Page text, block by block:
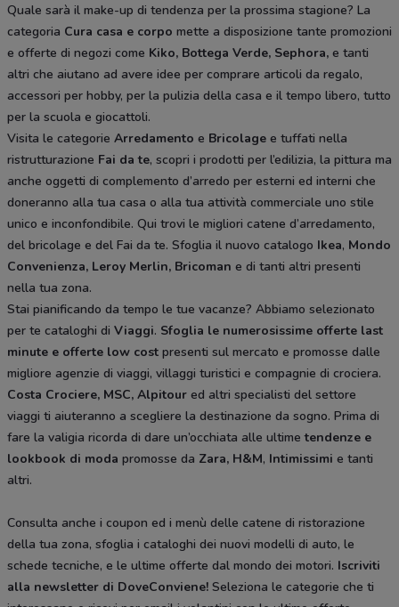
Quale sarà il make-up di tendenza per la prossima stagione? La
categoria Cura casa e corpo mette a disposizione tante promozioni
e offerte di negozi come Kiko, Bottega Verde, Sephora, e tanti
altri che aiutano ad avere idee per comprare articoli da regalo,
accessori per hobby, per la pulizia della casa e il tempo libero, tutto
per la scuola e giocattoli.
Visita le categorie Arredamento e Bricolage e tuffati nella
ristrutturazione Fai da te, scopri i prodotti per l’edilizia, la pittura ma
anche oggetti di complemento d’arredo per esterni ed interni che
doneranno alla tua casa o alla tua attività commerciale uno stile
unico e inconfondibile. Qui trovi le migliori catene d’arredamento,
del bricolage e del Fai da te. Sfoglia il nuovo catalogo Ikea, Mondo
Convenienza, Leroy Merlin, Bricoman e di tanti altri presenti
nella tua zona.
Stai pianificando da tempo le tue vacanze? Abbiamo selezionato
per te cataloghi di Viaggi. Sfoglia le numerosissime offerte last
minute e offerte low cost presenti sul mercato e promosse dalle
migliore agenzie di viaggi, villaggi turistici e compagnie di crociera.
Costa Crociere, MSC, Alpitour ed altri specialisti del settore
viaggi ti aiuteranno a scegliere la destinazione da sogno. Prima di
fare la valigia ricorda di dare un’occhiata alle ultimetendenze e
lookbook di moda promosse da Zara, H&M, Intimissimi e tanti
altri.
Consulta anche i coupon ed i menù delle catene di ristorazione
della tua zona, sfoglia i cataloghi dei nuovi modelli di auto, le
schede tecniche, e le ultime offerte dal mondo dei motori. Iscriviti
alla newsletter di DoveConviene! Seleziona le categorie che ti